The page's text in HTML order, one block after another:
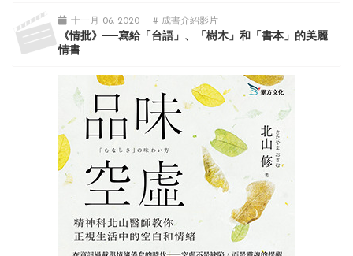
十一月 06, 2020 # 成書介紹影片
《情批》──寫給「台語」、「樹木」和「書本」的美麗
情書